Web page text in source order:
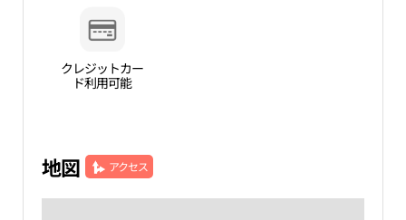
クレジットカー
ド利用可能
地図 アクセス